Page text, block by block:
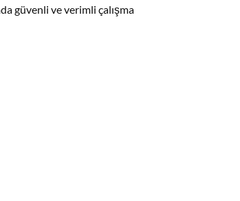
güvenli ve verimli çalışma